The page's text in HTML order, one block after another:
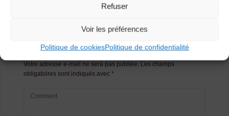
Refuser
Voir les préférences
Politique de cookiesPolitique de confidentialité
Laisser un
commentaire
Votre adresse e-mail ne sera pas publiée. Les champs
obligatoires sont indiqués avec *